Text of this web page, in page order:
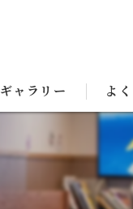
ギャラリー よ